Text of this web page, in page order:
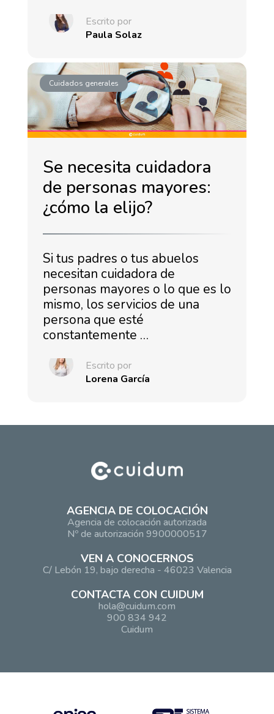
Escrito por
Paula Solaz
Cuidados generales
Se necesita cuidadora
de personas mayores:
¿cómo la elijo?
Si tus padres o tus abuelos
necesitan cuidadora de
personas mayores o lo que es lo
mismo, los servicios de una
persona que esté
constantemente …
Escrito por
Lorena García
AGENCIA DE COLOCACIÓN
Agencia de colocación autorizada
Nº de autorización 9900000517
VEN A CONOCERNOS
C/ Lebón 19, bajo derecha - 46023 Valencia
CONTACTA CON CUIDUM
hola@cuidum.com
900 834 942
Cuidum